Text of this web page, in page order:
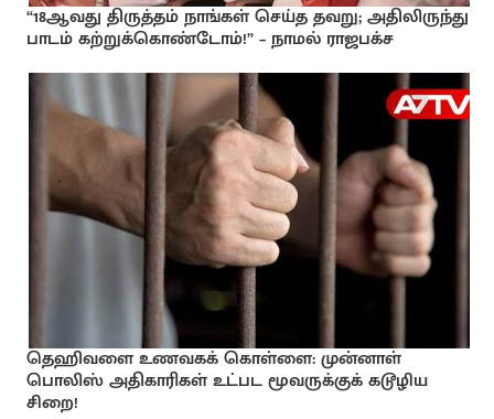
“18ஆவது திருத்தம் நாங்கள் செய்த தவறு; அதிலிருந்து
பாடம் கற்றுக்கொண்டோம்!” – நாமல் ராஜபக்ச
தெஹிவளை உணவகக் கொள்ளை: முன்னாள்
பொலிஸ் அதிகாரிகள் உட்பட மூவருக்குக் கடூழிய
சிறை!